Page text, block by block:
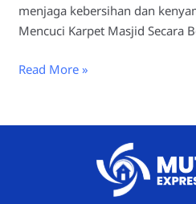
menjaga kebersihan dan
Mencuci Karpet Masjid Secara
Read More »